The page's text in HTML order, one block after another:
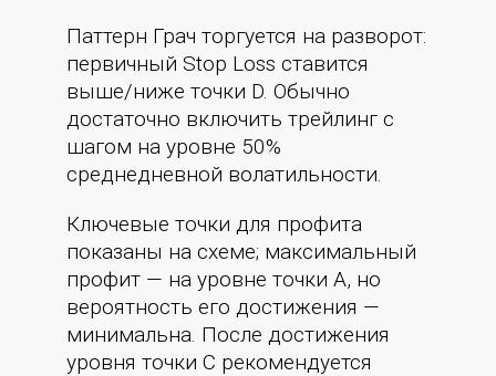
Паттерн Грач торгуется на разворот:
первичный Stop Loss ставится
выше/ниже точки D. Обычно
достаточно включить трейлинг с
шагом на уровне 50%
среднедневной волатильности.
Ключевые точки для профита
показаны на схеме; максимальный
профит — на уровне точки A, но
вероятность его достижения —
минимальна. После достижения
уровня точки C рекомендуется